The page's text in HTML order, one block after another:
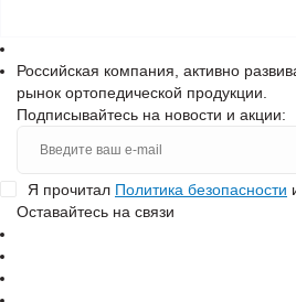
Российская компания, активно
рынок ортопедической продукции.
Подписывайтесь на новости и акции:
Я прочитал Политика безопасности
Оставайтесь на связи